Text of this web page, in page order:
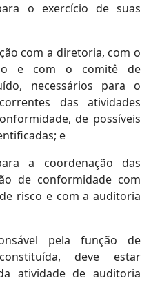
o exercício de suas
com a diretoria, com o
e com o comitê de
necessários para o
das atividades
de possíveis
e
a coordenação das
de conformidade com
risco e com a auditoria
pela função de
deve estar
atividade de auditoria